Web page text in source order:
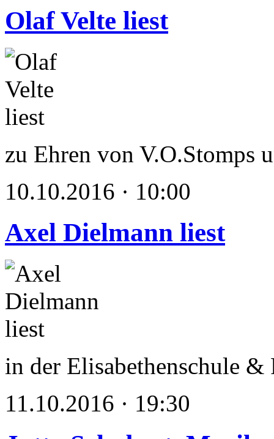
Olaf Velte liest
zu Ehren von V.O.Stomps
10.10.2016 · 10:00
Axel Dielmann liest
in der Elisabethenschule
11.10.2016 · 19:30